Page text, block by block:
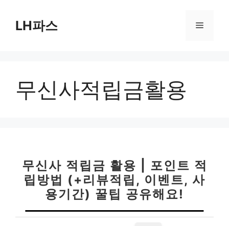
LH파스 메
무신사적립금활용
무신사 적립금 활용 | 포인트 적
립방법 (+리뷰적립, 이벤트, 사
용기간) 꿀팁 공유해요!